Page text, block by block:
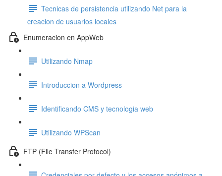
Tecnicas de persistencia utilizando Net para la
creacion de usuarios locales
Enumeracion en AppWeb
Utilizando Nmap
Introduccion a Wordpress
Identificando CMS y tecnologia web
Utilizando WPScan
FTP (File Transfer Protocol)